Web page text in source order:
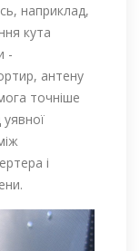
наприклад,
кута
-
антену
точніше
і